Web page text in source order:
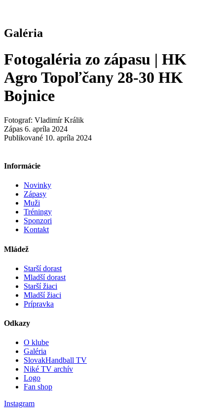
Galéria
Fotogaléria zo zápasu | HK
Agro Topoľčany 28-30 HK
Bojnice
Fotograf: Vladimír Králik
Zápas 6. apríla 2024
Publikované 10. apríla 2024
Informácie
Novinky
Zápasy
Muži
Tréningy
Sponzori
Kontakt
Mládež
Starší dorast
Mladší dorast
Starší žiaci
Mladší žiaci
Prípravka
Odkazy
O klube
Galéria
SlovakHandball TV
Niké TV archív
Logo
Fan shop
Instagram